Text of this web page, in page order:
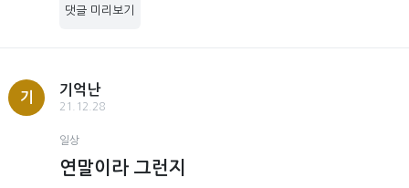
댓글 미리보기
기
기억난
21.12.28
일상
연말이라 그런지